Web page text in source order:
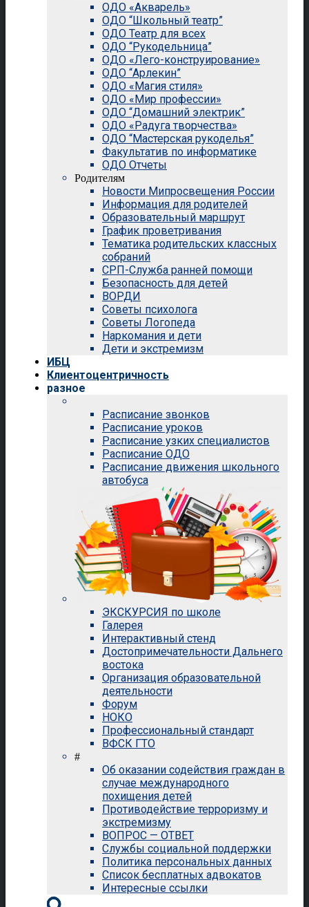
ОДО «Акварель»
ОДО “Школьный театр”
ОДО Театр для всех
ОДО “Рукодельница”
ОДО «Лего-конструирование»
ОДО “Арлекин”
ОДО «Магия стиля»
ОДО «Мир профессии»
ОДО “Домашний электрик”
ОДО «Радуга творчества»
ОДО “Мастерская рукоделья”
Факультатив по информатике
ОДО Отчеты
Родителям
Новости Мипросвещения России
Информация для родителей
Образовательный маршрут
График проветривания
Тематика родительских классных
собраний
СРП-Служба ранней помощи
Безопасность для детей
ВОРДИ
Советы психолога
Советы Логопеда
Наркомания и дети
Дети и экстремизм
ИБЦ
Клиентоцентричность
разное
Расписание звонков
Расписание уроков
Расписание узких специалистов
Расписание ОДО
Расписание движения школьного
автобуса
ЭКСКУРСИЯ по школе
Галерея
Интерактивный стенд
Достопримечательности Дальнего
востока
Организация образовательной
деятельности
Форум
НОКО
Профессиональный стандарт
ВФСК ГТО
#
Об оказании содействия граждан в
случае международного
похищения детей
Противодействие терроризму и
экстремизму
ВОПРОС — ОТВЕТ
Службы социальной поддержки
Политика персональных данных
Список бесплатных адвокатов
Интересные ссылки